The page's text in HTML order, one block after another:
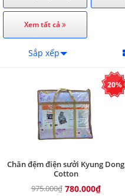
Xem tất cả
Sắp xếp
20%
Chăn đệm điện sưởi Kyung Dong
Cotton
975.000₫ 780.000₫